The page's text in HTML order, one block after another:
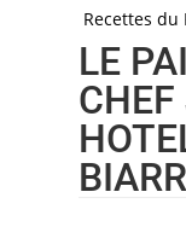
Recettes du
LE